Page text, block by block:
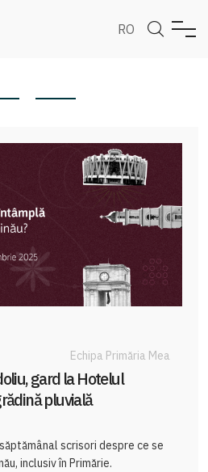
RO
Echipa Primăria Mea
gard la Hotelul
pluvială
scrisori despre ce se
inclusiv în Primărie.